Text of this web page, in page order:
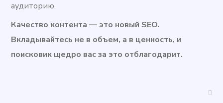
аудиторию.
Качество контента — это новый SEO.
Вкладывайтесь не в объем, а в ценность, и
поисковик щедро вас за это отблагодарит.